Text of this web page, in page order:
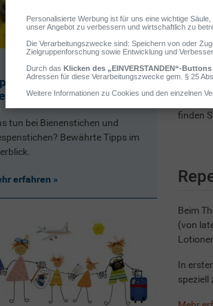
Doch
finden
Beim
(von
In
speziell
bei Bienen- und
tun bei Bienenstichen und
Bewährte Tipps im
erfahren